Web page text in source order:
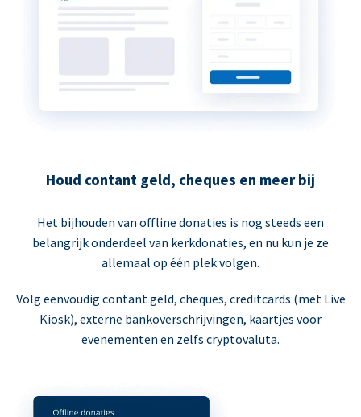
Houd contant geld, cheques en meer bij
Het bijhouden van offline donaties is nog steeds een
belangrijk onderdeel van kerkdonaties, en nu kun je ze
allemaal op één plek volgen.
Volg eenvoudig contant geld, cheques, creditcards (met Live
Kiosk), externe bankoverschrijvingen, kaartjes voor
evenementen en zelfs cryptovaluta.